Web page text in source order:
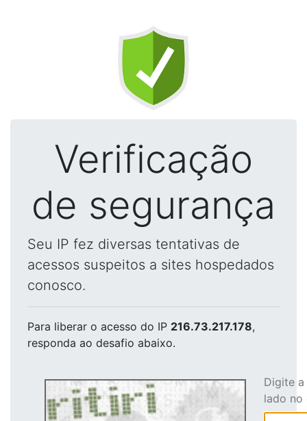
Verificação
de segurança
Seu IP fez diversas tentativas de
acessos suspeitos a sites hospedados
conosco.
Para liberar o acesso do IP 216.73.217.178,
responda ao desafio abaixo.
Digite
lado no